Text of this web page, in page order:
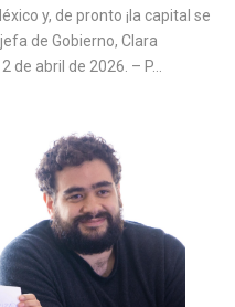
y, de pronto ¡la capital se
de Gobierno, Clara
de abril de 2026. – P...